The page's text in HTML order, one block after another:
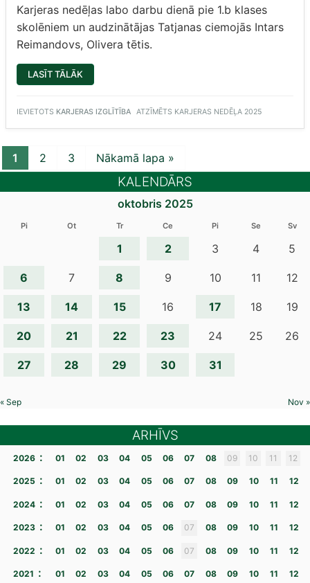
Karjeras nedēļas labo darbu dienā pie 1.b klases
skolēniem un audzinātājas Tatjanas ciemojās Intars
Reimandovs, Olivera tētis.
LASĪT TĀLĀK
1.B
INTARS
IEVIETOTS KARJERAS IZGLĪTĪBA ATZĪMĒTS KARJERAS NEDĒĻA 2025
1 2 3 Nākamā lapa »
KALENDĀRS
oktobris 2025
Pi Ot Tr Ce Pi Se Sv
1 2 3 4 5
6 7 8 9 10 11 12
13 14 15 16 17 18 19
20 21 22 23 24 25 26
27 28 29 30 31
« Sep Nov »
ARHĪVS
2026 : 01 02 03 04 05 06 07 08 09 10 11 12
2025 : 01 02 03 04 05 06 07 08 09 10 11 12
2024 : 01 02 03 04 05 06 07 08 09 10 11 12
2023 : 01 02 03 04 05 06 07 08 09 10 11 12
2022 : 01 02 03 04 05 06 07 08 09 10 11 12
2021 : 01 02 03 04 05 06 07 08 09 10 11 12